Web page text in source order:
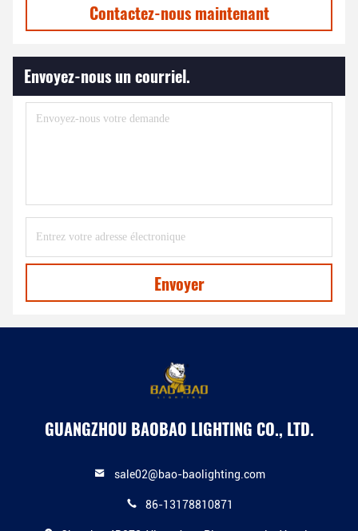
Contactez-nous maintenant
Envoyez-nous un courriel.
Envoyer
GUANGZHOU BAOBAO LIGHTING CO., LTD.
sale02@bao-baolighting.com
86-13178810871